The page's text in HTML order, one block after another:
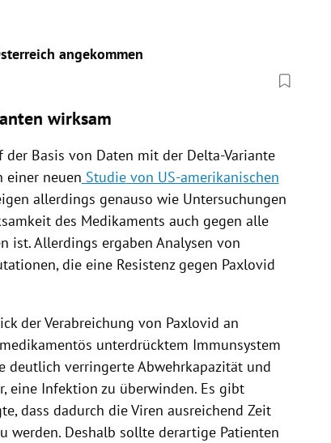
angekommen
wirksam
Basis von Daten mit der Delta-Variante
einer neuen Studievon US-amerikanischen
allerdings genauso wie Untersuchungen
des Medikaments auch gegen alle
ist. Allerdings ergaben Analysen von
die eine Resistenz gegen Paxlovid
der Verabreichung von Paxlovid an
unterdrücktem Immunsystem
deutlich verringerte Abwehrkapazität und
eine Infektion zu überwinden. Es gibt
dass dadurch die Viren ausreichend Zeit
werden. Deshalb sollte derartige Patienten